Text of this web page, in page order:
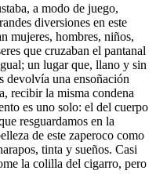
a modo de juego,
diversiones en este
mujeres, hombres, niños,
que cruzaban el pantanal
un lugar que, llano y sin
devolvía una ensoñación
recibir la misma condena
es uno solo: el del cuerpo
resguardamos en la
de este zaperoco como
tinta y sueños. Casi
la colilla del cigarro, pero